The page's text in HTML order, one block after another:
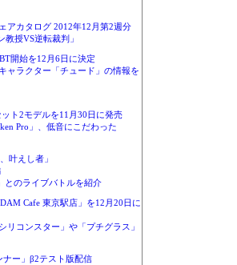
アカタログ 2012年12月第2週分
授VS逆転裁判」
開始を12月6日に決定
ャラクター「チュード」の情報を
ト2モデルを11月30日に発売
Pro」、低音にこだわった
叶えし者」
とのライブバトルを紹介
Cafe 東京駅店」を12月20日に
リコンスター」や「プチグラス」
ー」β2テスト版配信